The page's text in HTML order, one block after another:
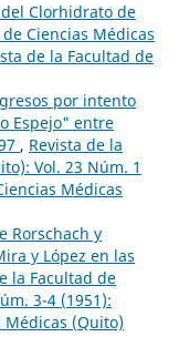
Clorhidrato de
Ciencias Médicas
de la Facultad de
por intento
Espejo" entre
, Revista de la
Vol. 23 Núm. 1
Médicas
Rorschach y
y López en las
la Facultad de
3-4 (1951):
Médicas (Quito)